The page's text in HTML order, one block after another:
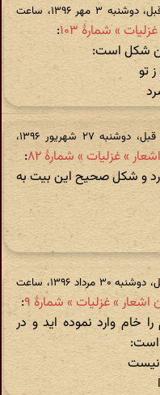
در ‫۸ سال و ۱۰ ماه قبل، دوشنبه ۳ مهر ۱۳۹۶، ساعت
» شمارهٔ ۱۰۳
:
شکل است:
تو
در ‫۸ سال و ۱۰ ماه قبل، دوشنبه ۲۷ شهریور ۱۳۹۶،
» غزلیات » شمارهٔ ۸۲
:
و شکل صحیح این بیت به
در ‫۸ سال و ۱۱ ماه قبل، دوشنبه ۳۰ مرداد ۱۳۹۶، ساعت
» غزلیات » شمارهٔ ۹ :
خام وارد نموده اید و در
نیست